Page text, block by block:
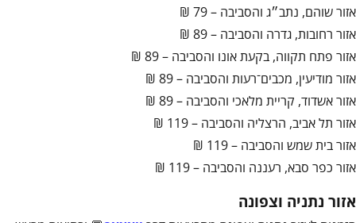
אזור שוהם, נתב״ג והסביבה – 79 ₪
אזור רחובות, גדרה והסביבה – 89 ₪
אזור פתח תקווה, בקעת אונו והסביבה – 89 ₪
אזור מודיעין, מכבים־רעות והסביבה – 89 ₪
אזור אשדוד, קריית מלאכי והסביבה – 89 ₪
אזור תל אביב, הרצליה והסביבה – 119 ₪
אזור בית שמש והסביבה – 119 ₪
אזור כפר סבא, רעננה והסביבה – 119 ₪
אזור נתניה וצפונה